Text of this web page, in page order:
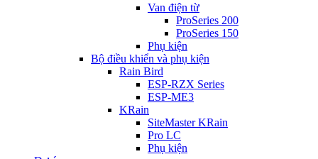
Van điện từ
ProSeries 200
ProSeries 150
Phụ kiện
Bộ điều khiển và phụ kiện
Rain Bird
ESP-RZX Series
ESP-ME3
KRain
SiteMaster KRain
Pro LC
Phụ kiện